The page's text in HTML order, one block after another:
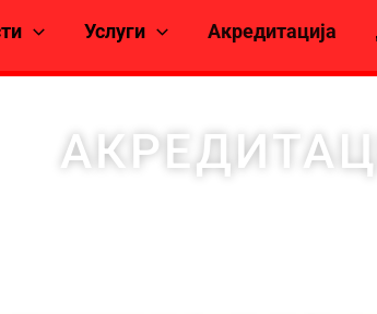
Услуги Акредитација